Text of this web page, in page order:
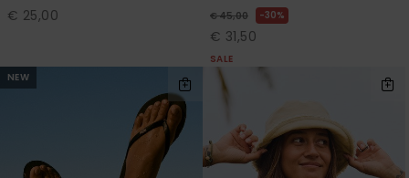
€ 25,00 € 45,00 30%
€ 31,50
SALE
NEW